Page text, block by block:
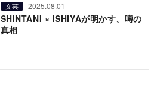
文芸 2025.08.01
SHINTANI × ISHIYAが明かす、噂の
真相